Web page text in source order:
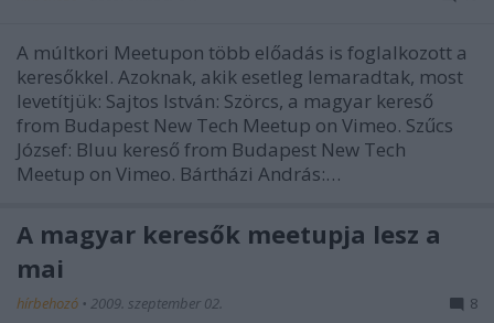
A múltkori Meetupon több előadás is foglalkozott a
keresőkkel. Azoknak, akik esetleg lemaradtak, most
levetítjük: Sajtos István: Szörcs, a magyar kereső
from Budapest New Tech Meetup on Vimeo. Szűcs
József: Bluu kereső from Budapest New Tech
Meetup on Vimeo. Bártházi András:…
A magyar keresők meetupja lesz a
mai
hírbehozó • 2009. szeptember 02. 8